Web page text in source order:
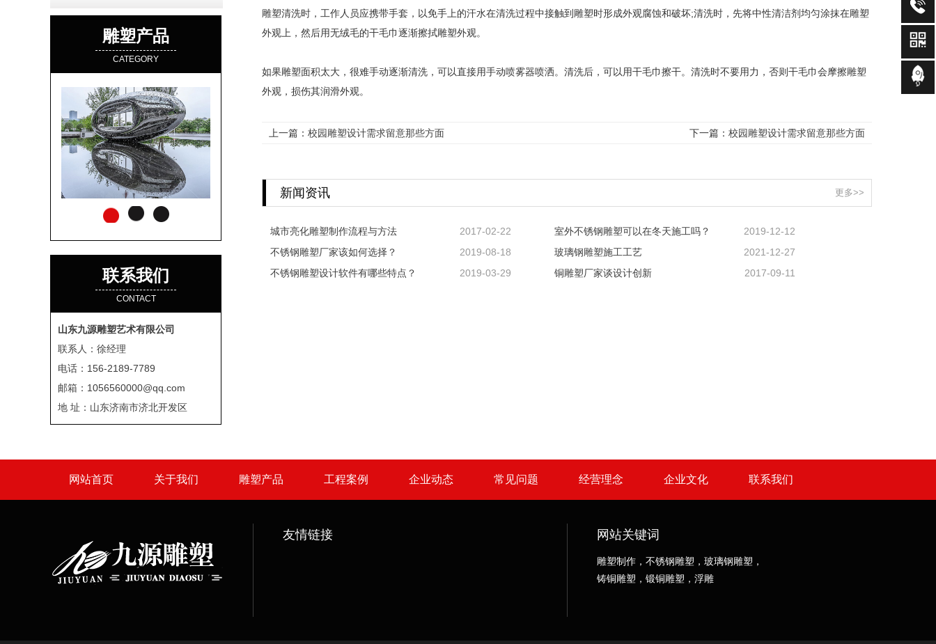
雕塑产品
CATEGORY
联系我们
CONTACT
山东九源雕塑艺术有限公司
联系人：徐经理
电话：156-2189-7789
邮箱：1056560000@qq.com
地 址：山东济南市济北开发区
雕塑清洗时，工作人员应携带手套，以免手上的汗水在清洗过程中接触到雕塑时形成外观腐蚀和破坏;清洗时，先将中性清洁剂均匀涂抹在雕塑
外观上，然后用无绒毛的干毛巾逐渐擦拭雕塑外观。
如果雕塑面积太大，很难手动逐渐清洗，可以直接用手动喷雾器喷洒。清洗后，可以用干毛巾擦干。清洗时不要用力，否则干毛巾会摩擦雕塑
外观，损伤其润滑外观。
上一篇： 校园雕塑设计需求留意那些方面 下一篇： 校园雕塑设计需求留意那些方面
新闻资讯 更多>>
城市亮化雕塑制作流程与方法 2017-02-22 室外不锈钢雕塑可以在冬天施工吗？
2019-12-12
不锈钢雕塑厂家该如何选择？
2019-08-18 玻璃钢雕塑施工工艺
2021-12-27
不锈钢雕塑设计软件有哪些特点？
2019-03-29 铜雕塑厂家谈设计创新 2017-09-11
网站首页 关于我们 雕塑产品 工程案例 企业动态 常见问题 经营理念 企业文化 联系我们
友情链接 网站关键词
雕塑制作，不锈钢雕塑，玻璃钢雕塑，
铸铜雕塑，锻铜雕塑，浮雕